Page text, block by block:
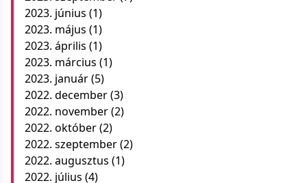
2023. június (1)
2023. május (1)
2023. április (1)
2023. március (1)
2023. január(5)
2022. december(3)
2022. november(2)
2022. október(2)
2022. szeptember(2)
2022. augusztus (1)
2022. július (4)